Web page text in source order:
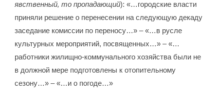
явственный, то пропадающий): «…городские власти
приняли решение о перенесении на следующую декаду
заседание комиссии по переносу…» – «…в русле
культурных мероприятий, посвященных…» – «…
работники жилищно-коммунального хозяйства были не
в должной мере подготовлены к отопительному
сезону…» – «…и о погоде…»